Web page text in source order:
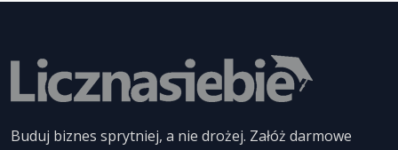
Buduj biznes sprytniej, a nie drożej. Załóż darmowe